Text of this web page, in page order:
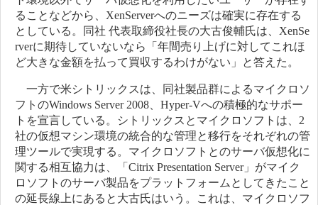
ることなどから、XenServerへのニーズは確実に存在する
としている。同社 代表取締役社長の大古俊輔氏は、XenSe
rverに期待していないなら「年間売り上げに対してこれほ
ど大きな金額を払って買収するわけがない」と答えた。
一方で米シトリックスは、同社製品群によるマイクロソ
フトのWindows Server 2008、Hyper-Vへの積極的なサポー
トを宣言している。シトリックスとマイクロソフトは、2
社の仮想マシン環境の統合的な管理と移行をそれぞれの管
理ツールで実現する。マイクロソフトとのサーバ仮想化に
関する相互協力は、「Citrix Presentation Server」がマイク
ロソフトのサーバ製品をプラットフォームとしてきたこと
の延長線上にあると大古氏はいう。これは、マイクロソフ